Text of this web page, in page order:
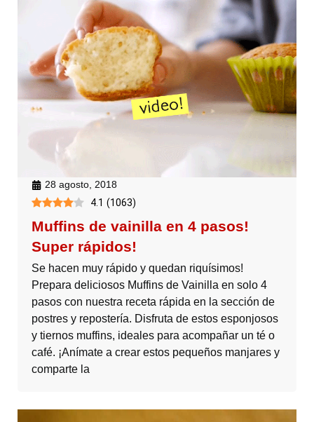
28 agosto, 2018
4.1 (1063)
Muffins de vainilla en 4 pasos!
Super rápidos!
Se hacen muy rápido y quedan riquísimos!
Prepara deliciosos Muffins de Vainilla en solo 4
pasos con nuestra receta rápida en la sección de
postres y repostería. Disfruta de estos esponjosos
y tiernos muffins, ideales para acompañar un té o
café. ¡Anímate a crear estos pequeños manjares y
comparte la